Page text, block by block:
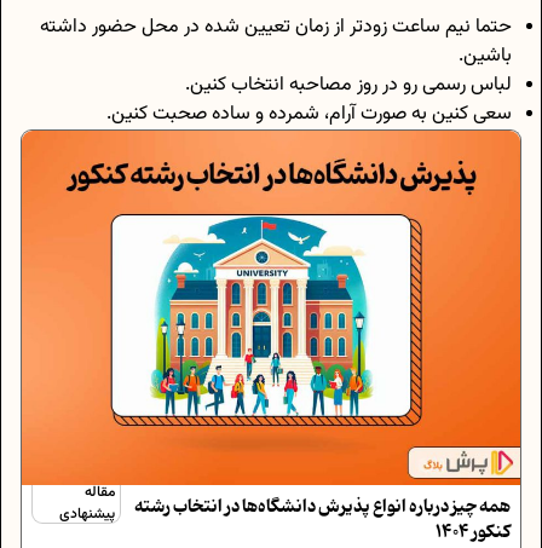
حتما نیم ساعت زودتر از زمان تعیین شده در محل حضور داشته
باشین.
لباس رسمی رو در روز مصاحبه انتخاب کنین.
سعی کنین به صورت آرام، شمرده و ساده صحبت کنین.
مقاله
پیشنهادی
همه چیز درباره انواع پذیرش دانشگاه‌ها در انتخاب رشته
کنکور 1404